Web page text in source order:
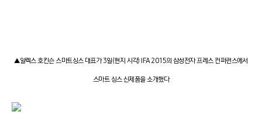
▲알렉스 호킨슨 스마트싱스 대표가 3일(현지 시각) IFA 2015의 삼성전자 프레스 컨퍼런스에서
스마트 싱스 신제품을 소개했다